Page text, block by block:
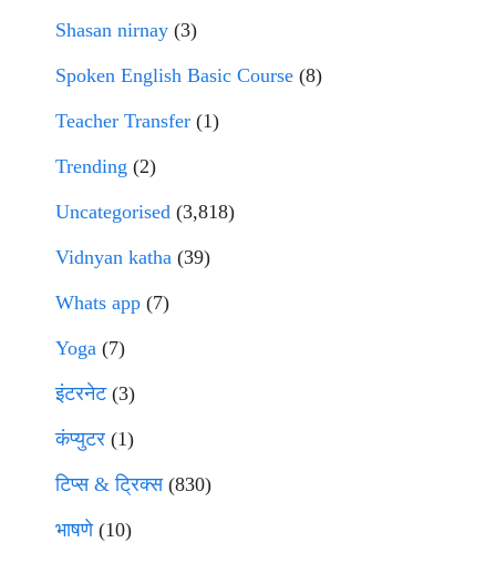
Shasan nirnay (3)
Spoken English Basic Course (8)
Teacher Transfer (1)
Trending (2)
Uncategorised (3,818)
Vidnyan katha (39)
Whats app (7)
Yoga (7)
इंटरनेट(3)
कंप्युटर (1)
टिप्स & ट्रिक्स(830)
भाषणे(10)